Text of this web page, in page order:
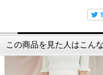
この商品を見た人はこん